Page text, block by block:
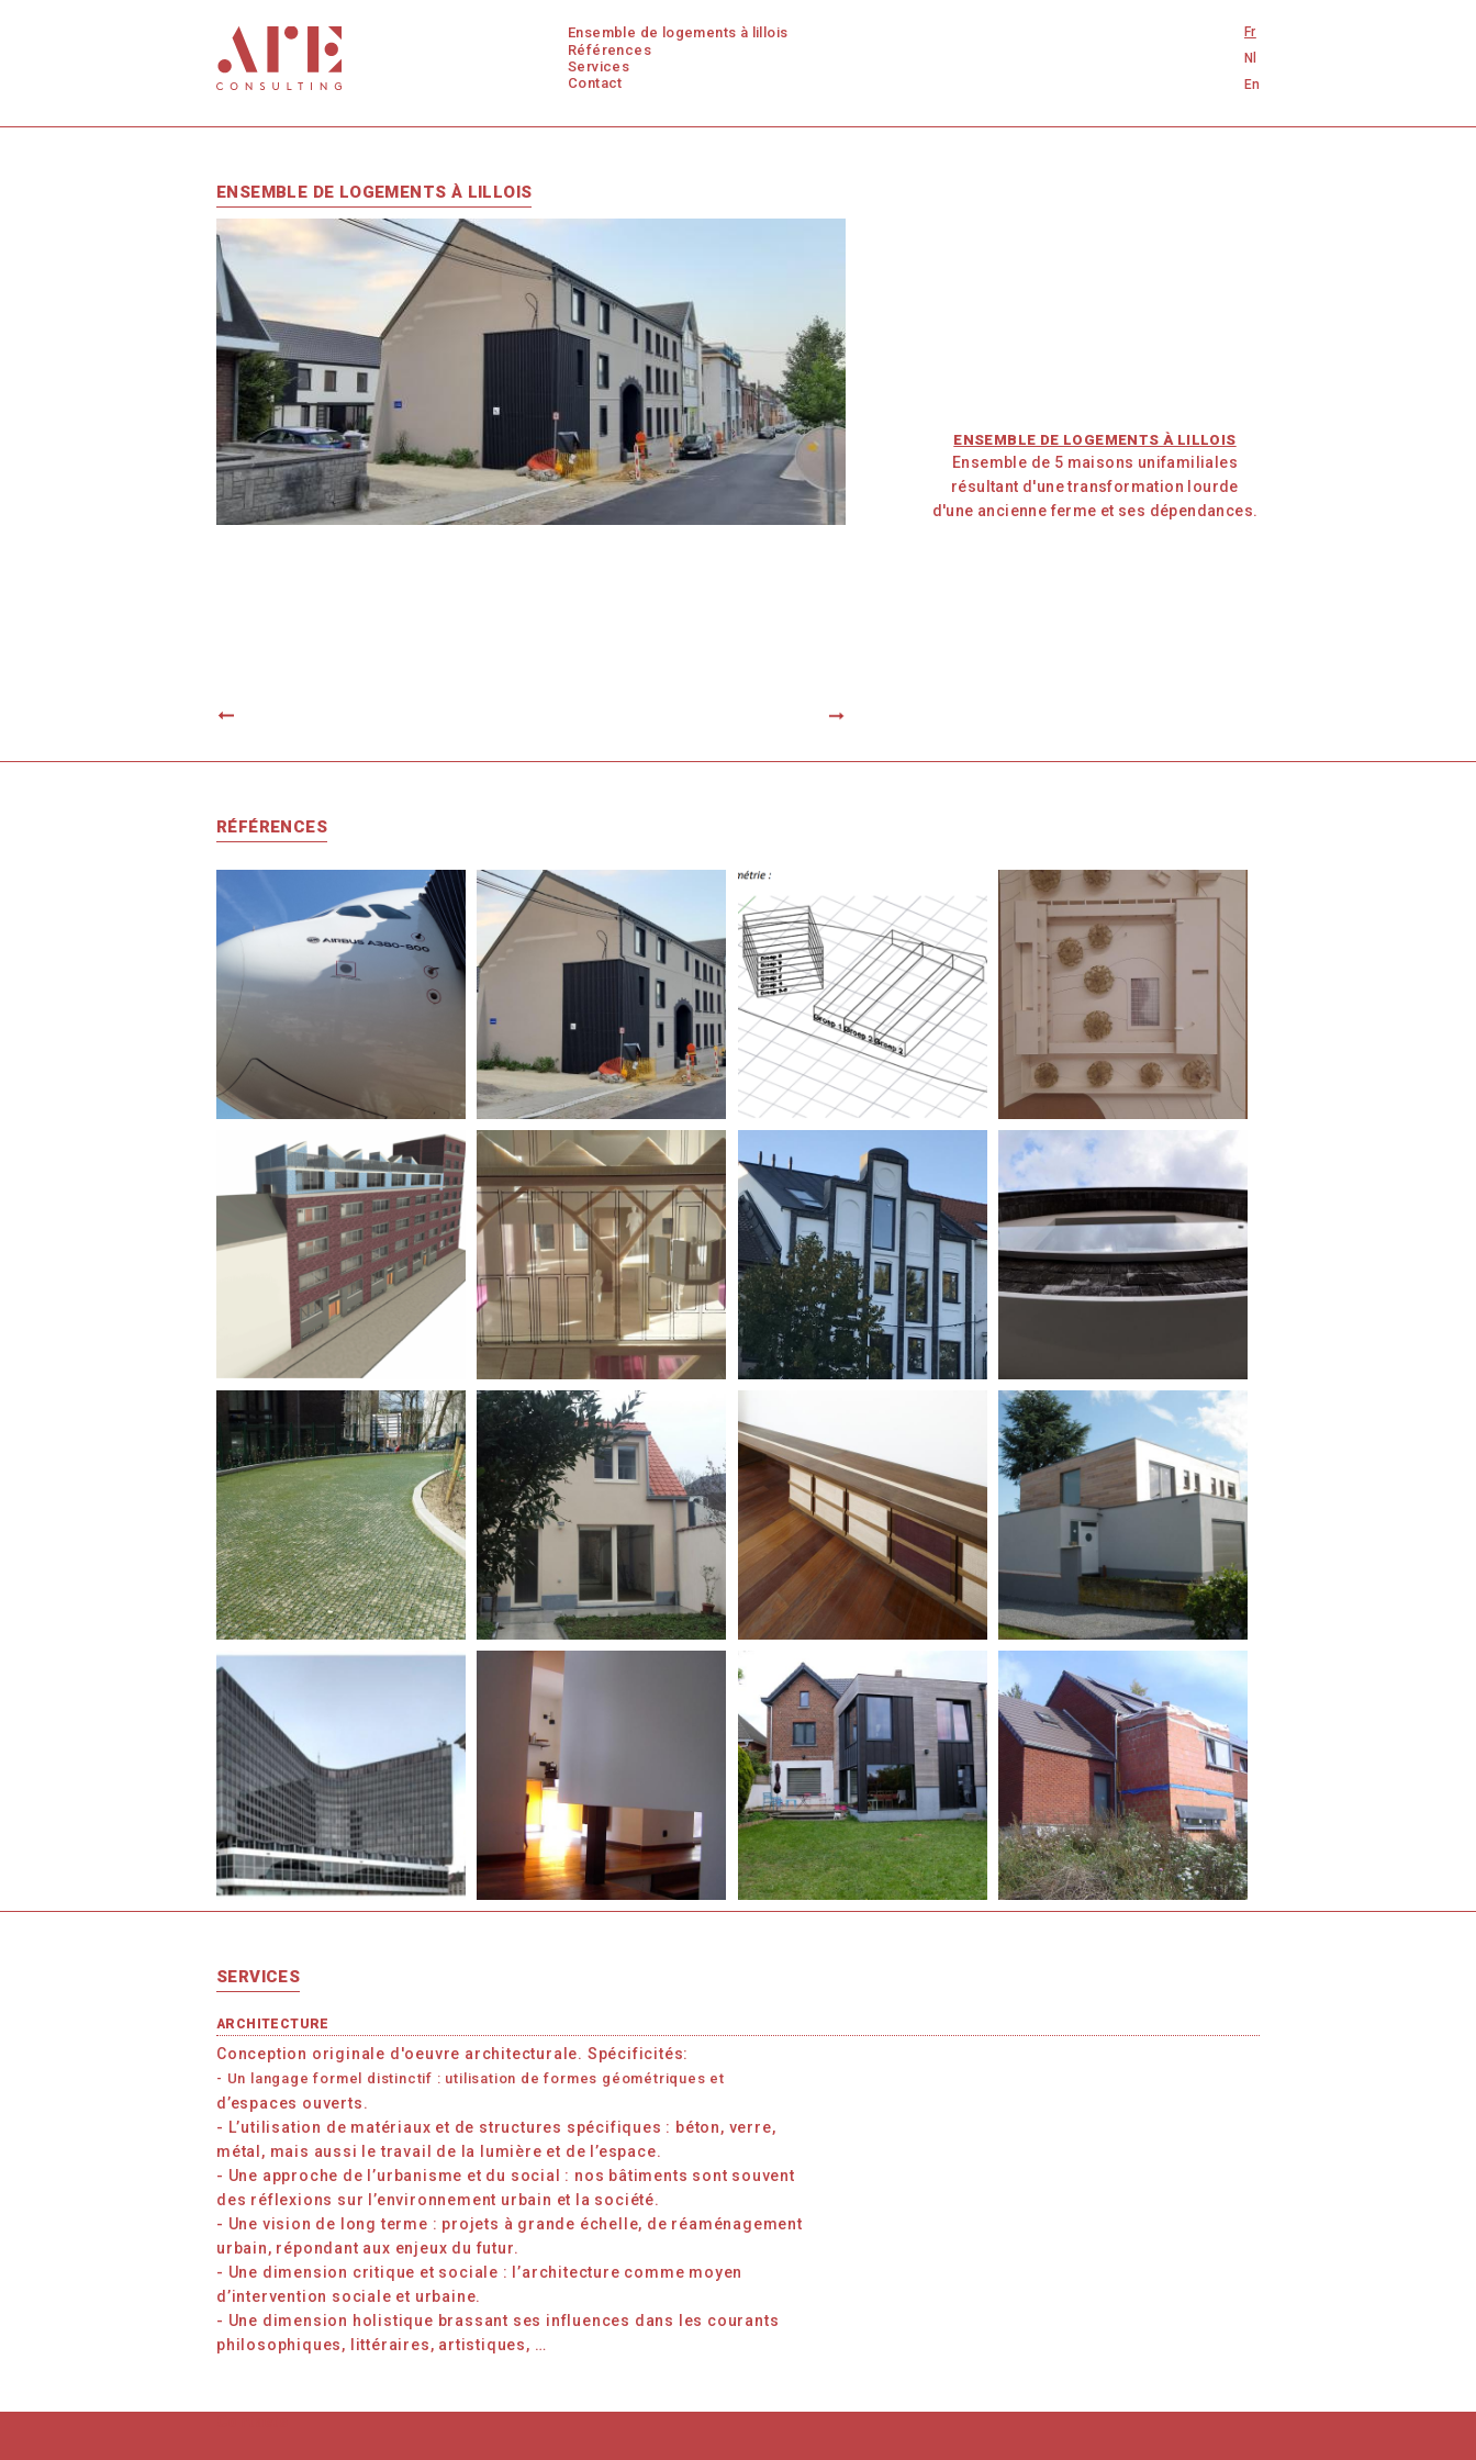
ensemble de logements à lillois
Références
Services
Contact
Fr
Nl
En
ENSEMBLE DE LOGEMENTS À LILLOIS
Previous Next
ENSEMBLE DE LOGEMENTS À LILLOIS
Ensemble de 5 maisons unifamiliales
résultant d'une transformation lourde
d'une ancienne ferme et ses dépendances.
RÉFÉRENCES
SERVICES
ARCHITECTURE
Conception originale d'oeuvre architecturale. Spécificités:
- Un langage formel distinctif : utilisation de formes géométriques et
d’espaces ouverts.
- L’utilisation de matériaux et de structures spécifiques : béton, verre,
métal, mais aussi le travail de la lumière et de l’espace.
- Une approche de l’urbanisme et du social : nos bâtiments sont souvent
des réflexions sur l’environnement urbain et la société.
- Une vision de long terme : projets à grande échelle, de réaménagement
urbain, répondant aux enjeux du futur.
- Une dimension critique et sociale : l’architecture comme moyen
d’intervention sociale et urbaine.
- Une dimension holistique brassant ses influences dans les courants
philosophiques, littéraires, artistiques, …